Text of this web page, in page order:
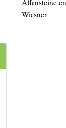
Affensteine
Wiesner